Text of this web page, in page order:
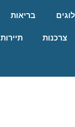
בריאות
צרכנות תיירות